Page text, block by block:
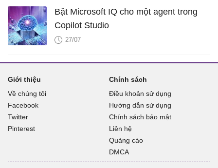
Bật Microsoft IQ cho một agent trong
Copilot Studio
27/07
Giới thiệu
Về chúng tôi
Facebook
Twitter
Pinterest
Chính sách
Điều khoản sử dụng
Hướng dẫn sử dụng
Chính sách bảo mật
Liên hệ
Quảng cáo
DMCA